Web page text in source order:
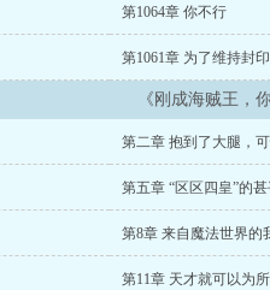
第1064章 你不行
第1061章 为了维持封印
《刚成海贼王，
第二章 抱到了大腿，
第五章 “区区四皇”的
第8章 来自魔法世界的
第11章 天才就可以为